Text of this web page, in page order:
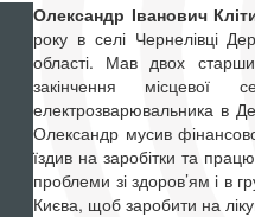
Олександр Іванович
року в селі Чернелівці
області. Мав двох
закінчення
електрозварювальника в
Олександр мусив
їздив на заробітки та
проблеми зі здоров’ям і в
Києва, щоб заробити на